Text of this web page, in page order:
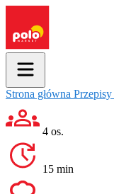
Strona główna Przepisy
4 os.
15 min